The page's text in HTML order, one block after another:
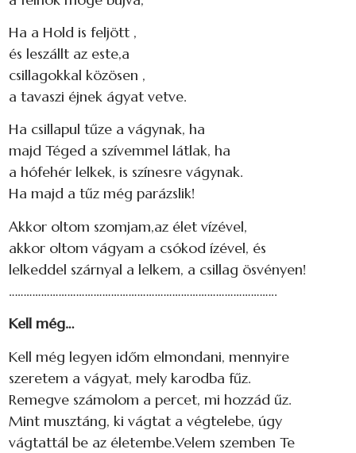
Ha a Hold is feljött ,
és leszállt az este,a
csillagokkal közösen ,
a tavaszi éjnek ágyat vetve.
Ha csillapul tűze a vágynak, ha
majd Téged a szívemmel látlak, ha
a hófehér lelkek, is színesre vágynak.
Ha majd a tűz még parázslik!
Akkor oltom szomjam,az élet vízével,
akkor oltom vágyam a csókod ízével, és
lelkeddel szárnyal a lelkem, a csillag ösvényen!
………………………………………………………………………………..
Kell még…
Kell még legyen időm elmondani, mennyire
szeretem a vágyat, mely karodba fűz.
Remegve számolom a percet, mi hozzád űz.
Mint musztáng, ki vágtat a végtelebe, úgy
vágtattál be az életembe.Velem szemben Te